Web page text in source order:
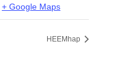
+ Google Maps
HEEMhap